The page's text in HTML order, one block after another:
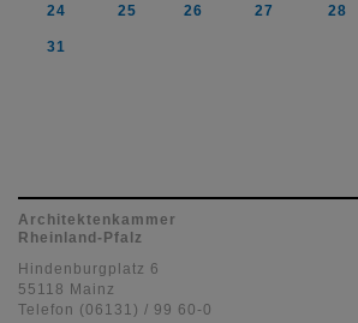
24 25 26 27 28
31
Architektenkammer
Rheinland-Pfalz
Hindenburgplatz 6
55118 Mainz
Telefon (06131) / 99 60-0